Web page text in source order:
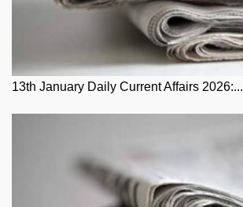
13th January Daily Current Affairs 2026:...